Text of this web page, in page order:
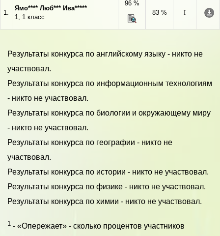
1.
Ямо**** Люб*** Ива*****
1, 1 класс
96 %
83 %
I
Результаты конкурса по английскому языку - никто не
участвовал.
Результаты конкурса по информационным технологиям
- никто не участвовал.
Результаты конкурса по биологии и окружающему миру
- никто не участвовал.
Результаты конкурса по географии - никто не
участвовал.
Результаты конкурса по истории - никто не участвовал.
Результаты конкурса по физике - никто не участвовал.
Результаты конкурса по химии - никто не участвовал.
1 - «Опережает» - сколько процентов участников